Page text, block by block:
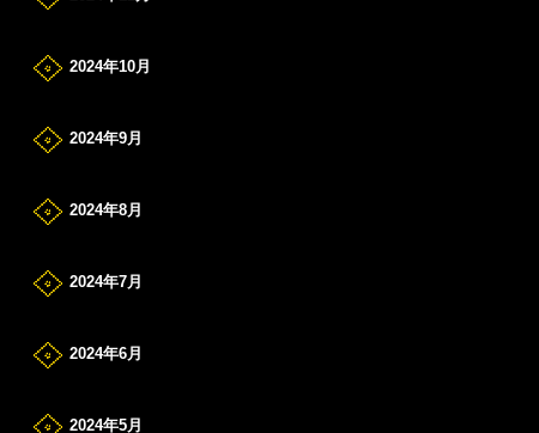
2024年10月
2024年9月
2024年8月
2024年7月
2024年6月
2024年5月